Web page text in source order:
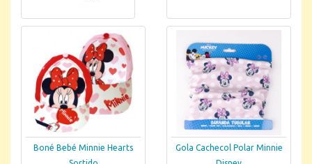
Boné Bebé Minnie Hearts
Gola Cachecol Polar Minnie